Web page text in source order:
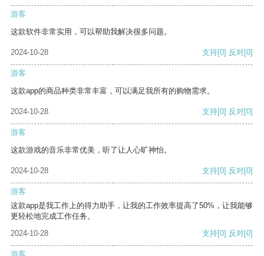
游客
这款软件非常实用，可以帮助我解决很多问题。
2024-10-28 支持[0] 反对[0]
游客
这款app的商品种类非常丰富，可以满足我所有的购物需求。
2024-10-28 支持[0] 反对[0]
游客
这款游戏的音乐非常优美，听了让人心旷神怡。
2024-10-28 支持[0] 反对[0]
游客
这款app是我工作上的得力助手，让我的工作效率提高了50%，让我能够
更轻松地完成工作任务。
2024-10-28
支持[0] 反对[0]
游客